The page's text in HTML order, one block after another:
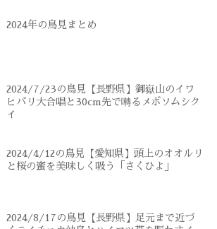
2024年の鳥見まとめ
2024/7/23の鳥見【長野県】御嶽山のイワ
ヒバリ大合唱と30cm先で囀るメボソムシク
イ
2024/4/12の鳥見【愛知県】頭上のオオルリ
と桜の蜜を美味しく吸う「さくひよ」
2024/8/17の鳥見【長野県】足元まで近づ